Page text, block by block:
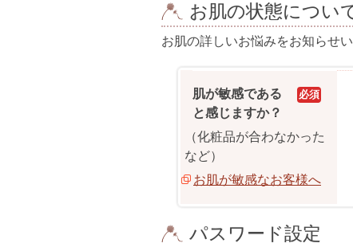
お肌の状態につい
お肌の詳しいお悩みをお知らせ
必須
肌が敏感である
と感じますか？
（化粧品が合わなかった
など）
お肌が敏感なお客様へ
パスワード設定